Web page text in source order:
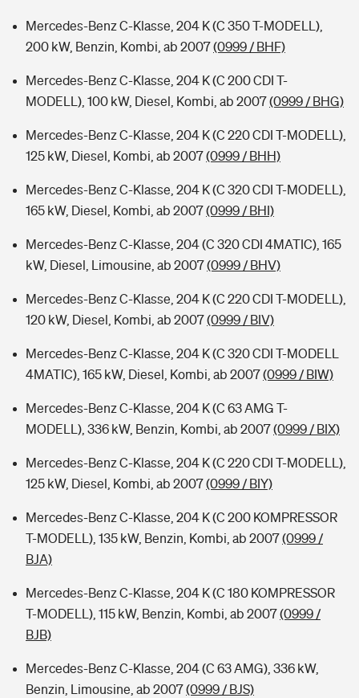
Mercedes-Benz C-Klasse, 204 K (C 350 T-MODELL),
200 kW, Benzin, Kombi, ab 2007(0999 / BHF)
Mercedes-Benz C-Klasse, 204 K (C 200 CDI T-
MODELL), 100 kW, Diesel, Kombi, ab 2007(0999 / BHG)
Mercedes-Benz C-Klasse, 204 K (C 220 CDI T-MODELL),
125 kW, Diesel, Kombi, ab 2007(0999 / BHH)
Mercedes-Benz C-Klasse, 204 K (C 320 CDI T-MODELL),
165 kW, Diesel, Kombi, ab 2007(0999 / BHI)
Mercedes-Benz C-Klasse, 204 (C 320 CDI 4MATIC), 165
kW, Diesel, Limousine, ab 2007(0999 / BHV)
Mercedes-Benz C-Klasse, 204 K (C 220 CDI T-MODELL),
120 kW, Diesel, Kombi, ab 2007(0999 / BIV)
Mercedes-Benz C-Klasse, 204 K (C 320 CDI T-MODELL
4MATIC), 165 kW, Diesel, Kombi, ab 2007(0999 / BIW)
Mercedes-Benz C-Klasse, 204 K (C 63 AMG T-
MODELL), 336 kW, Benzin, Kombi, ab 2007(0999 / BIX)
Mercedes-Benz C-Klasse, 204 K (C 220 CDI T-MODELL),
125 kW, Diesel, Kombi, ab 2007(0999 / BIY)
Mercedes-Benz C-Klasse, 204 K (C 200 KOMPRESSOR
T-MODELL), 135 kW, Benzin, Kombi, ab 2007(0999 /
BJA)
Mercedes-Benz C-Klasse, 204 K (C 180 KOMPRESSOR
T-MODELL), 115 kW, Benzin, Kombi, ab 2007(0999 /
BJB)
Mercedes-Benz C-Klasse, 204 (C 63 AMG), 336 kW,
Benzin, Limousine, ab 2007(0999 / BJS)